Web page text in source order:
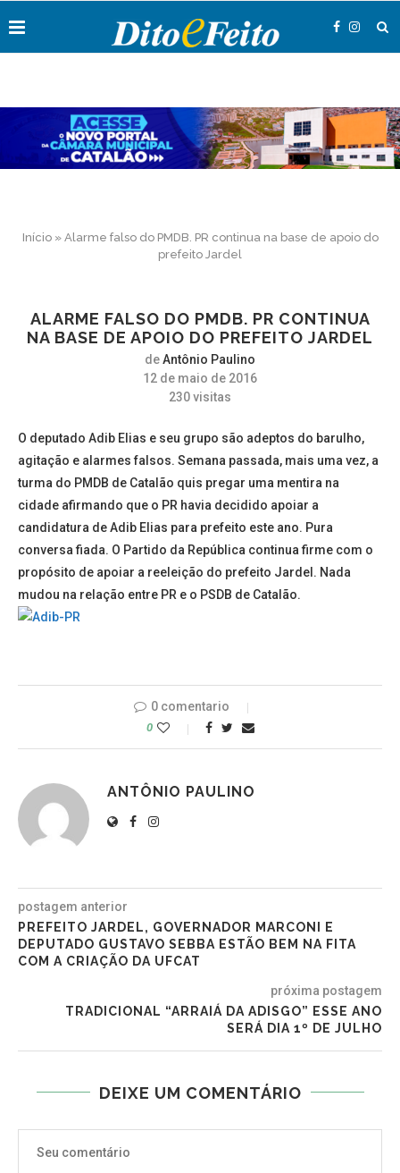
Início» Alarme falso do PMDB. PR continua na base de apoio do
prefeito Jardel
ALARME FALSO DO PMDB. PR CONTINUA
NA BASE DE APOIO DO PREFEITO JARDEL
deAntônio Paulino
12 de maio de 2016
230visitas
O deputado Adib Elias e seu grupo são adeptos do barulho,
agitação e alarmes falsos. Semana passada, mais uma vez, a
turma do PMDB de Catalão quis pregar uma mentira na
cidade afirmando que o PR havia decidido apoiar a
candidatura de Adib Elias para prefeito este ano. Pura
conversa fiada. O Partido da República continua firme com o
propósito de apoiar a reeleição do prefeito Jardel. Nada
mudou na relação entre PR e o PSDB de Catalão.
0 comentario
0
ANTÔNIO PAULINO
postagem anterior
PREFEITO JARDEL, GOVERNADOR MARCONI E
DEPUTADO GUSTAVO SEBBA ESTÃO BEM NA FITA
COM A CRIAÇÃO DA UFCAT
próxima postagem
TRADICIONAL “ARRAIÁ DA ADISGO” ESSE ANO
SERÁ DIA 1º DE JULHO
DEIXE UM COMENTÁRIO